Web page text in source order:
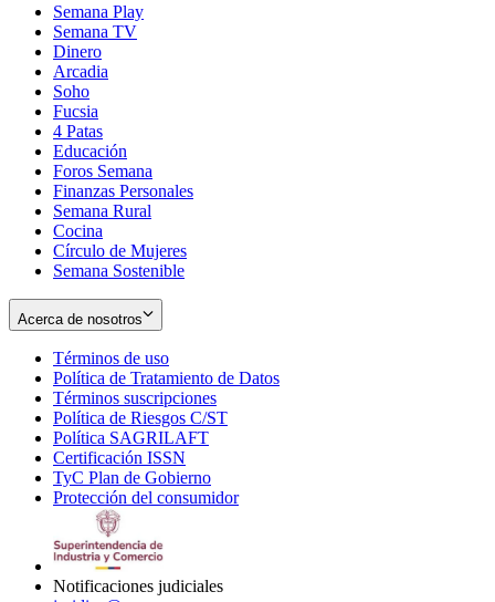
Semana Play
Semana TV
Dinero
Arcadia
Soho
in
new
window
Fucsia
in
new
window
4 Patas
Educación
Foros Semana
Finanzas Personales
Semana Rural
Cocina
Círculo de Mujeres
Semana Sostenible
Acerca de nosotros
Términos de uso
in
new
window
Política de Tratamiento de Datos
Términos suscripciones
in
Política de Riesgos C/ST
Política SAGRILAFT
new
window
Certificación ISSN
in
new
TyC Plan de Gobierno
in
Protección del consumidorOpens
Notificaciones judiciales